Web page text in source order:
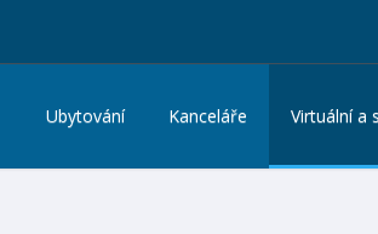
Ubytování Kanceláře Virtuální a